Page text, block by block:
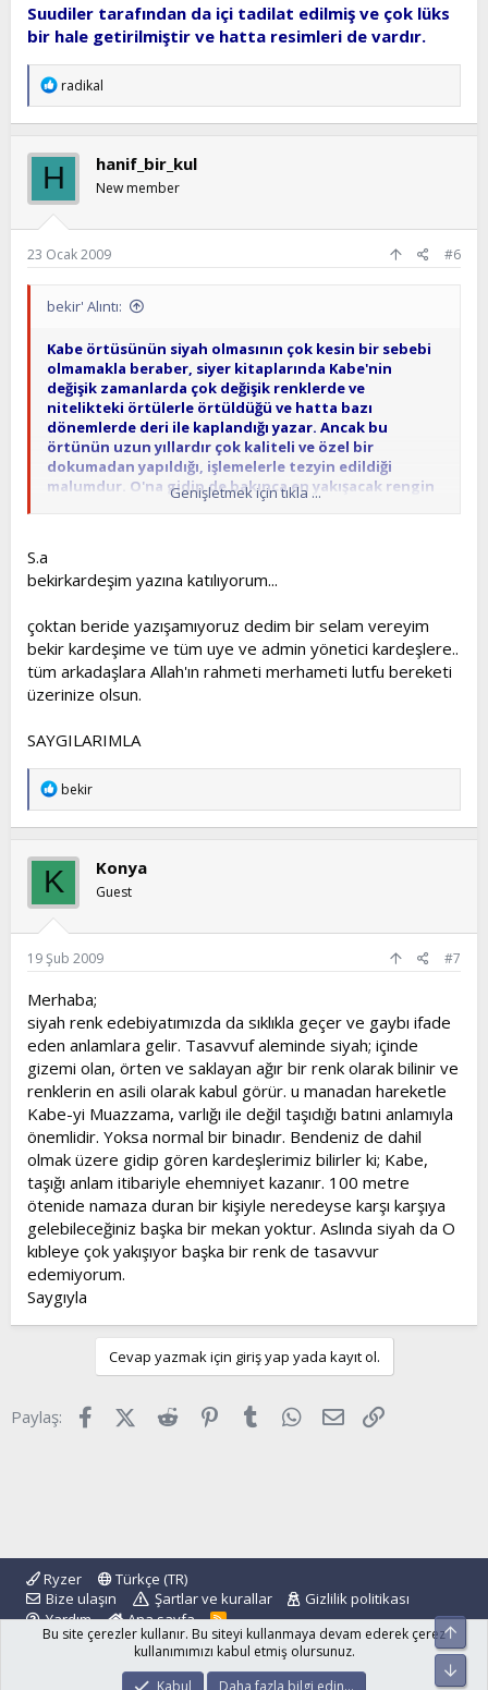
Suudiler tarafından da içi tadilat edilmiş ve çok lüks
bir hale getirilmiştir ve hatta resimleri de vardır.
T
i
l
e
r
radikal
H hanif_bir_kul
New member
23 Ocak 2009 #6
bekir' Alıntı:
Kabe örtüsünün siyah olmasının çok kesin bir sebebi
olmamakla beraber, siyer kitaplarında Kabe'nin
değişik zamanlarda çok değişik renklerde ve
nitelikteki örtülerle örtüldüğü ve hatta bazı
dönemlerde deri ile kaplandığı yazar. Ancak bu
örtünün uzun yıllardır çok kaliteli ve özel bir
dokumadan yapıldığı, işlemelerle tezyin edildiği
malumdur. O'na gidip de bakınca en yakışacak rengin
de siyah olduğu hemen anlaşılmaktadır. Allahu alem
en azından Allah beytinin şeklini bu şekilde
Değişik dönemlerde tadilatlara ihtiyaç duyulmuş ve
yapılmıştır. En son Osmanlı tarafından tadilat
edildiğini biliyorum.
muntazam ve göz alıcıdır.
Suudiler tarafından da içi tadilat edilmiş ve çok lüks
bir hale getirilmiştir ve hatta resimleri de vardır.
Genişletmek için tıkla ...
S.a
bekirkardeşim yazına katılıyorum...
çoktan beride yazışamıyoruz dedim bir selam vereyim
bekir kardeşime ve tüm uye ve admin yönetici kardeşlere..
tüm arkadaşlara Allah'ın rahmeti merhameti lutfu bereketi
üzerinize olsun.
SAYGILARIMLA
T
i
l
e
r
bekir
K Konya
Guest
19 Şub 2009 #7
Merhaba;
siyah renk edebiyatımızda da sıklıkla geçer ve gaybı ifade
eden anlamlara gelir. Tasavvuf aleminde siyah; içinde
gizemi olan, örten ve saklayan ağır bir renk olarak bilinir ve
renklerin en asili olarak kabul görür. u manadan hareketle
Kabe-yi Muazzama, varlığı ile değil taşıdığı batıni anlamıyla
önemlidir. Yoksa normal bir binadır. Bendeniz de dahil
olmak üzere gidip gören kardeşlerimiz bilirler ki; Kabe,
taşığı anlam itibariyle ehemniyet kazanır. 100 metre
ötenide namaza duran bir kişiyle neredeyse karşı karşıya
gelebileceğiniz başka bir mekan yoktur. Aslında siyah da O
kıbleye çok yakışıyor başka bir renk de tasavvur
edemiyorum.
Saygıyla
Cevap yazmak için giriş yap yada kayıt ol.
Paylaş: FacebookX (Twitter)
Reddit Pinterest
Tumblr WhatsApp
E-posta
Ryzer
Türkçe (TR)
Bize ulaşın
Şartlar ve kurallar
Gizlilik politikası
Yardım
Ana sayfa
R
S
S
Community platform by XenForo ® © 2010-2024 XenForo Ltd.
Bu site çerezler kullanır. Bu siteyi kullanmaya devam ederek çerez
kullanımımızı kabul etmiş olursunuz.
Kabul
Daha fazla bilgi edin…
Üst
Alt